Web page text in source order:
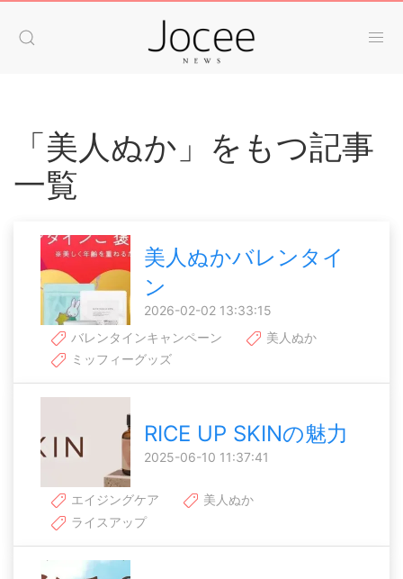
「美人ぬか」をもつ記事
一覧
美人ぬかバレンタイ
ン
2026-02-02 13:33:15
バレンタインキャンペーン
美人ぬか
ミッフィーグッズ
RICE UP SKINの魅力
2025-06-10 11:37:41
エイジングケア
美人ぬか
ライスアップ